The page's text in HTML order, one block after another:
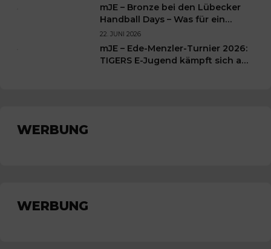
mJE – Bronze bei den Lübecker
Handball Days – Was für ein
Wochenende für unsere kleinen
TIGERS
22. JUNI 2026
mJE – Ede-Menzler-Turnier 2026:
TIGERS E-Jugend kämpft sich auf
WERBUNG
WERBUNG